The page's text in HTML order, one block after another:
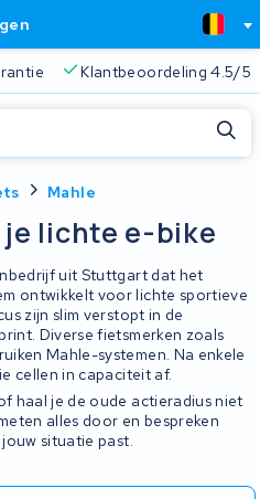
Klantbeoordeling 4.5/5
Mahle
je lichte e-bike
uit Stuttgart dat het
ontwikkelt voor lichte sportieve
zijn slim verstopt in de
Diverse fietsmerken zoals
Mahle-systemen. Na enkele
cellen in capaciteit af.
haal je de oude actieradius niet
alles door en bespreken
situatie past.
is leeg.
een passende oplossing
Sluiten
zoekbalk om te zoeken